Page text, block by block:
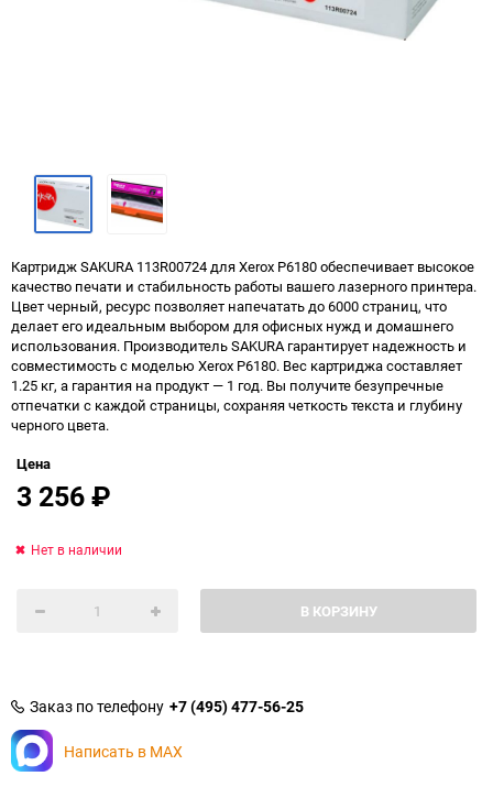
Картридж SAKURA 113R00724 для Xerox P6180 обеспечивает высокое
качество печати и стабильность работы вашего лазерного принтера.
Цвет черный, ресурс позволяет напечатать до 6000 страниц, что
делает его идеальным выбором для офисных нужд и домашнего
использования. Производитель SAKURA гарантирует надежность и
совместимость с моделью Xerox P6180. Вес картриджа составляет
1.25 кг, а гарантия на продукт — 1 год. Вы получите безупречные
отпечатки с каждой страницы, сохраняя четкость текста и глубину
черного цвета.
Цена
3 256₽
В КОРЗИНУ
Нет в наличии
Заказ по телефону +7 (495) 477-56-25
Написать в MAX